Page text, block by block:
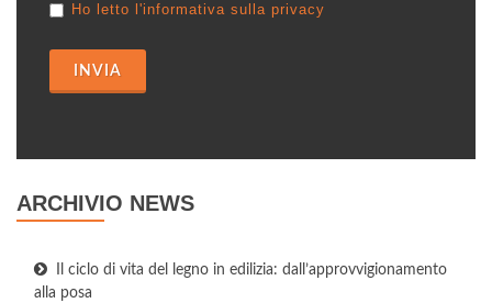
Ho letto l'informativa sulla privacy
INVIA
ARCHIVIO NEWS
Il ciclo di vita del legno in edilizia: dall’approvvigionamento
alla posa